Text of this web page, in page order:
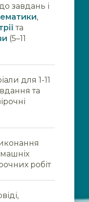
завдань і
,
та
(5–11
для 1-11
та
робіт